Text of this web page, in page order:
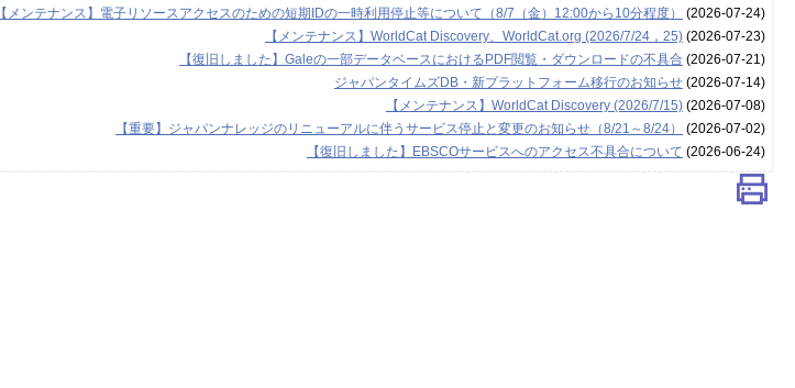
【メンテナンス】電子リソースアクセスのための短期IDの一時利用停止等について（8/7（金）12:00から10分程度）
(2026-07-24)
【メンテナンス】WorldCat Discovery、WorldCat.org (2026/7/24，25)(2026-07-23)
【復旧しました】Galeの一部データベースにおけるPDF閲覧・ダウンロードの不具合 (2026-07-21)
ジャパンタイムズDB・新プラットフォーム移行のお知らせ(2026-07-14)
【メンテナンス】WorldCat Discovery (2026/7/15)(2026-07-08)
【重要】ジャパンナレッジのリニューアルに伴うサービス停止と変更のお知らせ（8/21～8/24）
(2026-07-02)
【復旧しました】EBSCOサービスへのアクセス不具合について (2026-06-24)